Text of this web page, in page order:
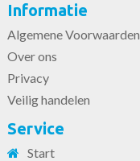
Informatie
Algemene Voorwaarden
Over ons
Privacy
Veilig handelen
Service
Start